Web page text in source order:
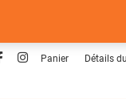
Facebook
Instagram
Panier Détails